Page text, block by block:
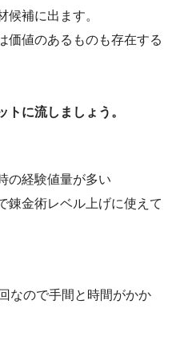
候補に出ます。
価値のあるものも存在する
に流しましょう。
の経験値量が多い
錬金術レベル上げに使えて
なので手間と時間がかか